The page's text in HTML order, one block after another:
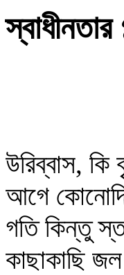
স্বাধীনতার
উরিব্বাস, কি
আগে
গতি কিন্তু
কাছাকাছি